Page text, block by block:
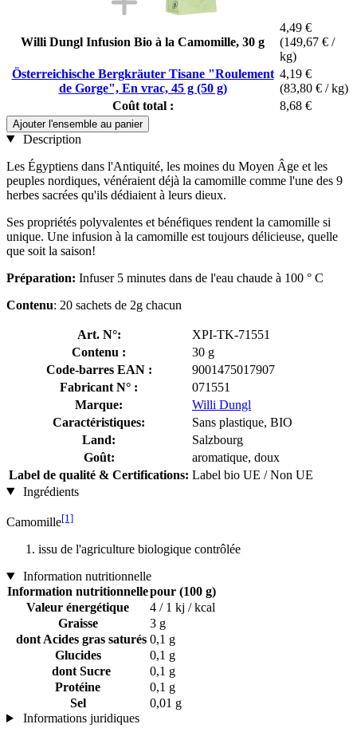
Willi Dungl Infusion Bio à la Camomille, 30 g
4,49 €
(149,67 € /
kg)
Österreichische Bergkräuter Tisane "Roulement
de Gorge", En vrac, 45 g (50 g)
4,19 €
(83,80 € / kg)
Coût total :
8,68 €
Ajouter l'ensemble au panier
Description
Les Égyptiens dans l'Antiquité, les moines du Moyen Âge et les
peuples nordiques, vénéraient déjà la camomille comme l'une des 9
herbes sacrées qu'ils dédiaient à leurs dieux.
Ses propriétés polyvalentes et bénéfiques rendent la camomille si
unique. Une infusion à la camomille est toujours délicieuse, quelle
que soit la saison!
Préparation: Infuser 5 minutes dans de l'eau chaude à 100 ° C
Contenu: 20 sachets de 2g chacun
Art. N°:
XPI-TK-71551
Contenu :
30 g
Code-barres EAN :
9001475017907
Fabricant N° :
071551
Marque:
Willi Dungl
Caractéristiques:
Sans plastique, BIO
Land:
Salzbourg
Goût:
aromatique, doux
Label de qualité & Certifications: Label bio UE / Non UE
Ingrédients
Camomille[1]
issu de l'agriculture biologique contrôlée
Information nutritionnelle
Information nutritionnellepour (100 g)
Valeur énergétique
4 / 1 kj / kcal
Graisse
3 g
dont Acides gras saturés 0,1 g
Glucides
0,1 g
dont Sucre
0,1 g
Protéine
0,1 g
Sel
0,01 g
Informations juridiques